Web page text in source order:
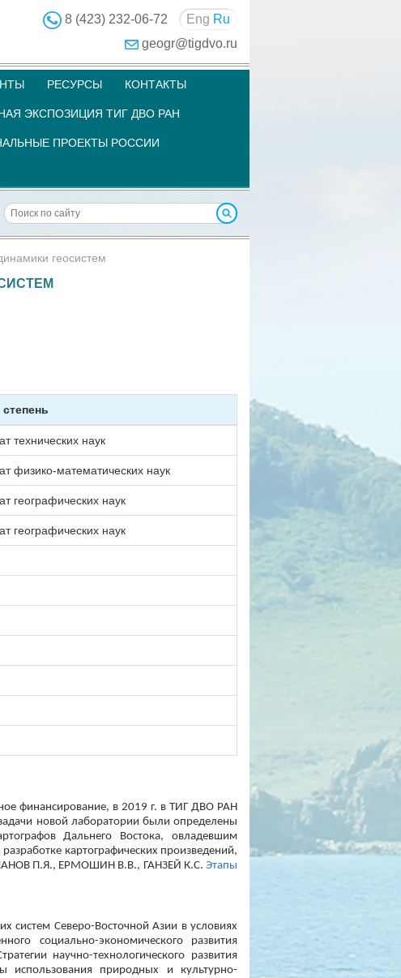
8 (423) 232-06-72 Eng Ru
geogr@tigdvo.ru
РЕСУРСЫ КОНТАКТЫ
ЭКСПОЗИЦИЯ ТИГ ДВО РАН
ПРОЕКТЫ РОССИИ
геосистем
технических наук
физико-математических наук
географических наук
географических наук
финансирование, в 2019 г. в ТИГ ДВО РАН
новой лаборатории были определены
Дальнего Востока, овладевшим
картографических произведений,
П.Я., ЕРМОШИН В.В., ГАНЗЕЙ К.С. Этапы
систем Северо-Восточной Азии в условиях
социально-экономического развития
научно-технологического развития
использования природных и культурно-